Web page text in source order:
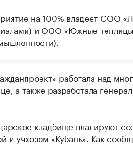
на 100% владеет ООО
и ООО «Южные
работала над
а также разработала
кладбище планируют
и учхозом «Кубань». Как